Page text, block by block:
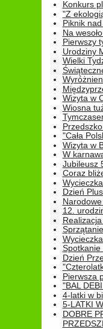
Konkurs
"Z
Piknik
Na
Pierwszy
Urodziny
Wielki
Wizyta w
Wiosna
"Cała
Wizyta w
W
Jubileusz
Coraz
Dzień
12.
Spotkanie
Dzień
Pierwsza
"BAL
4-latki w
5-LATKI
DOBRE